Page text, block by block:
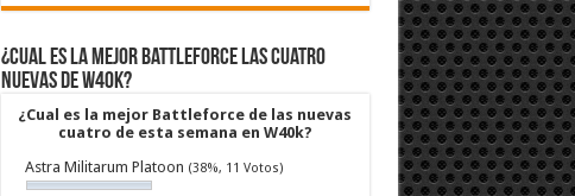
¿Cual es la mejor Battleforce las cuatro
nuevas de W40k?
¿Cual es la mejor Battleforce de las nuevas
cuatro de esta semana en W40k?
Astra Militarum Platoon (38%, 11 Votos)